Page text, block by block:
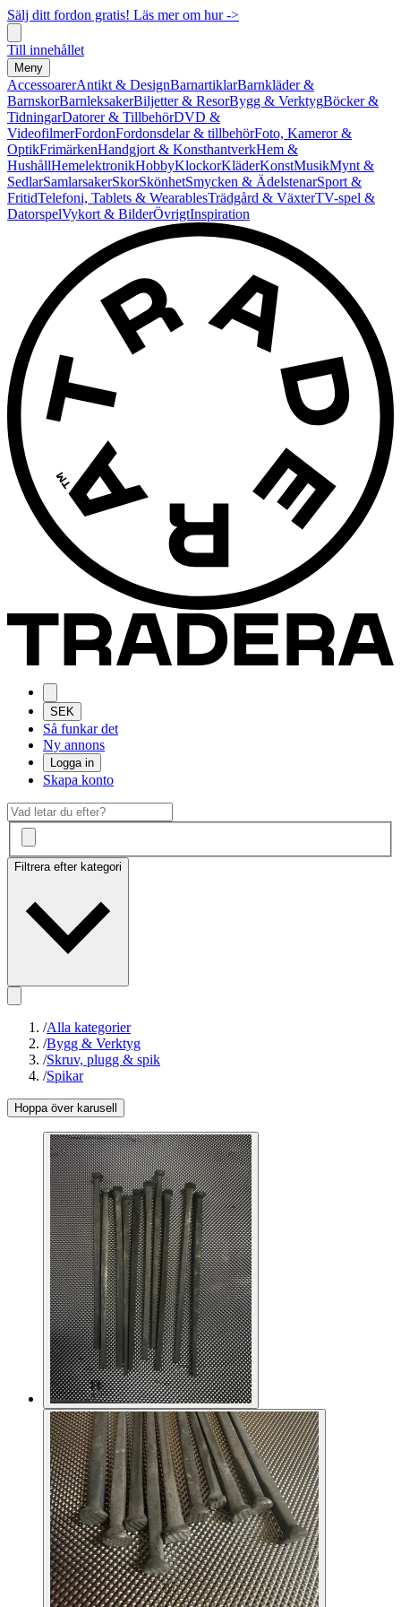
Sälj ditt fordon gratis! Läs mer om hur ->
Till innehållet
Meny
AccessoarerAntikt & DesignBarnartiklarBarnkläder &
BarnskorBarnleksakerBiljetter & ResorBygg & VerktygBöcker &
TidningarDatorer & TillbehörDVD &
VideofilmerFordonFordonsdelar & tillbehörFoto, Kameror &
OptikFrimärkenHandgjort & KonsthantverkHem &
HushållHemelektronikHobbyKlockorKläderKonstMusikMynt &
SedlarSamlarsakerSkorSkönhetSmycken & ÄdelstenarSport &
FritidTelefoni, Tablets & WearablesTrädgård & VäxterTV-spel &
DatorspelVykort & BilderÖvrigtInspiration
SEK
Så funkar det
Ny annons
Logga in
Skapa konto
Filtrera efter kategori
/Alla kategorier
/Bygg & Verktyg
/Skruv, plugg & spik
/Spikar
Hoppa över karusell